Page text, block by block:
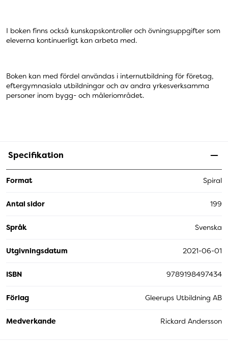
I boken finns också kunskapskontroller och övningsuppgifter som
eleverna kontinuerligt kan arbeta med.
Boken kan med fördel användas i internutbildning för företag,
eftergymnasiala utbildningar och av andra yrkesverksamma
personer inom bygg- och måleriområdet.
Specifikation
Format Spiral
Antal sidor 199
Språk Svenska
Utgivningsdatum 2021-06-01
ISBN 9789198497434
Förlag Gleerups Utbildning AB
Medverkande Rickard Andersson